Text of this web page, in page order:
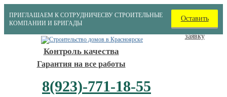
ПРИГЛАШАЕМ К СОТРУДНИЧЕСВУ СТРОИТЕЛЬНЫЕ
КОМПАНИИ И БРИГАДЫ
Оставить
заявку
Контроль качества
Гарантия на все работы
8(923)-771-18-55